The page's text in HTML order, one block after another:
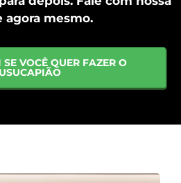
agora mesmo.
VOCÊ QUER FAZER O
USUCAPIÃO